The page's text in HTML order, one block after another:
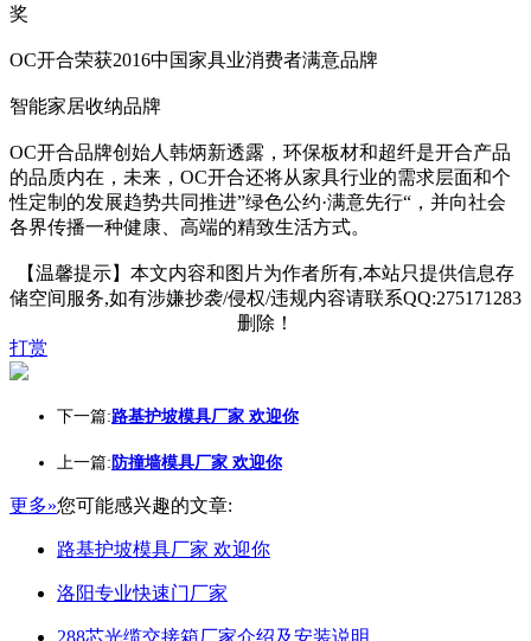
奖
OC开合荣获2016中国家具业消费者满意品牌
智能家居收纳品牌
OC开合品牌创始人韩炳新透露，环保板材和超纤是开合产品
的品质内在，未来，OC开合还将从家具行业的需求层面和个
性定制的发展趋势共同推进”绿色公约·满意先行“，并向社会
各界传播一种健康、高端的精致生活方式。
【温馨提示】本文内容和图片为作者所有,本站只提供信息存
储空间服务,如有涉嫌抄袭/侵权/违规内容请联系QQ:275171283
删除！
打赏
下一篇:路基护坡模具厂家 欢迎你
上一篇: 防撞墙模具厂家 欢迎你
更多»您可能感兴趣的文章:
路基护坡模具厂家 欢迎你
洛阳专业快速门厂家
288芯光缆交接箱厂家介绍及安装说明